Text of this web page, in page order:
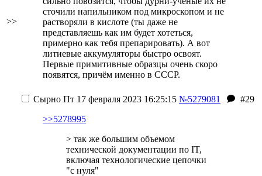
>>
сточили напильником под микроскопом и не
растворяли в кислоте (ты даже не
представляешь как им будет хотеться,
примерно как тебя препарировать). А вот
литиевые аккумуляторы быстро освоят.
Первые примитивные образцы очень скоро
появятся, причём именно в СССР.
Сырно Пт 17 февраля 2023 16:25:15 №5279081
#29
>>5278995
> так же большим объемом
технической документации по IT,
включая технологические цепочки
"с нуля"